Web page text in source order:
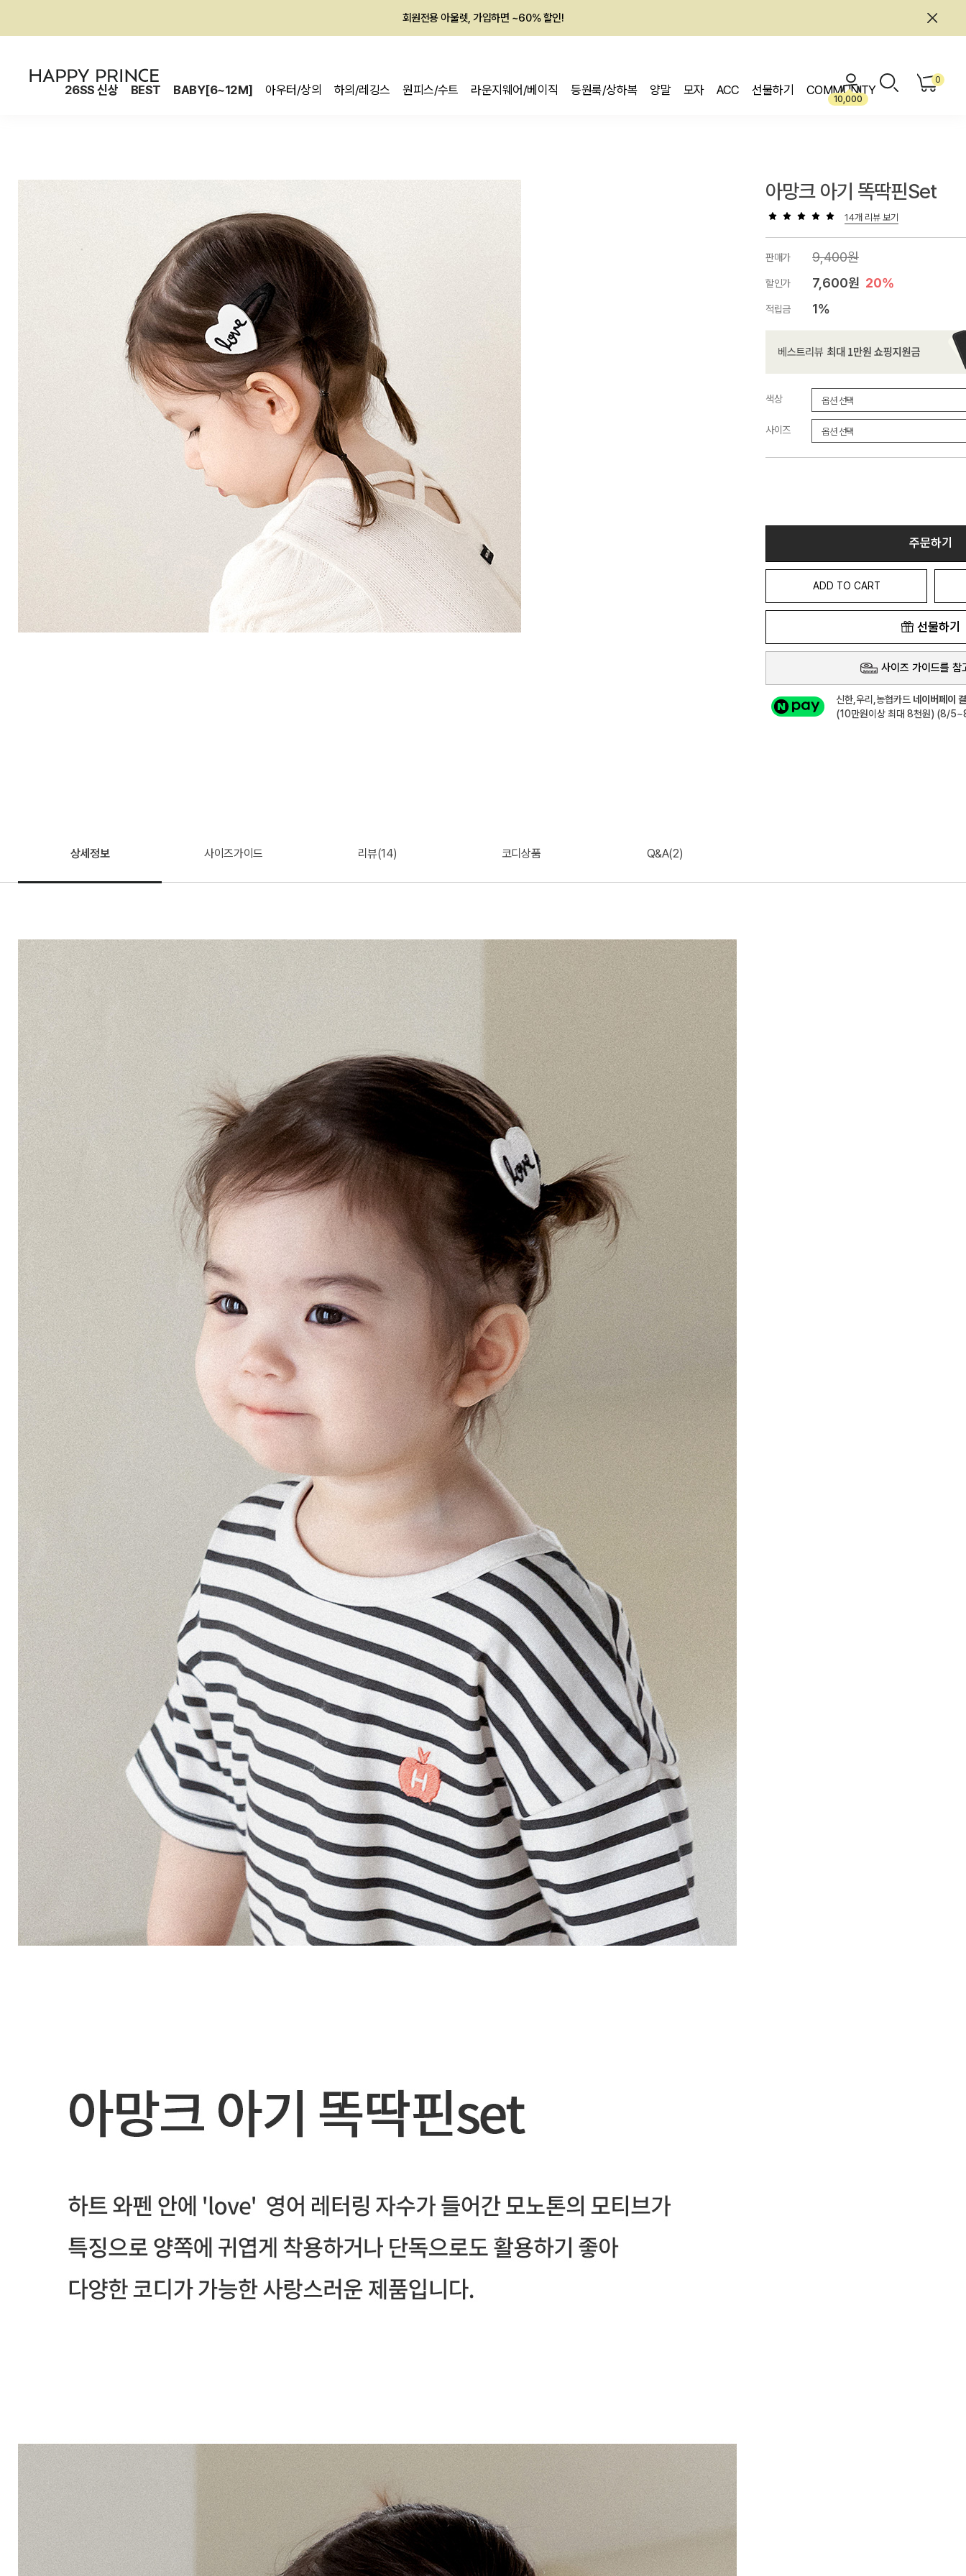
회원전용 아울렛, 가입하면 ~60% 할인!
26SS 신상 BEST BABY[6~12M] 아우터/상의 하의/레깅스 원피스/수트 라운지웨어/베이직 등원룩/상하복 양말 모자 ACC 선물하기 COMMUNITY
10,000
0
아망크 아기 똑딱핀set
14개 리뷰 보기
판매가 9,400원
할인가 7,600원 20%
적립금 1%
색상
사이즈
주문하기
ADD TO CART
선물하기
사이즈 가이드를 참
신한,우리,농협카드 네이버페이
(10만원이상 최대 8천원) (8/
상세정보 사이즈가이드 리뷰(14) 코디상품 Q&A(2)